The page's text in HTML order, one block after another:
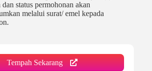
dan status permohonan akan
melalui surat/ emel kepada
Tempah Sekarang